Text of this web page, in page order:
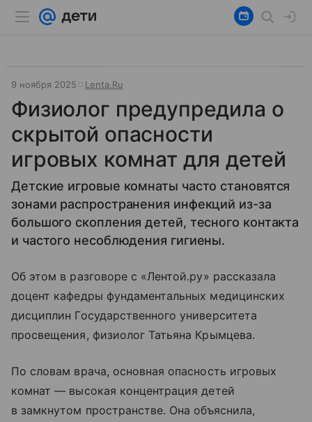
9 ноября 2025 Lenta.Ru
Физиолог предупредила о
скрытой опасности
игровых комнат для детей
Детские игровые комнаты часто становятся
зонами распространения инфекций из-за
большого скопления детей, тесного контакта
и частого несоблюдения гигиены.
Об этом в разговоре с «Лентой.ру» рассказала
доцент кафедры фундаментальных медицинских
дисциплин Государственного университета
просвещения, физиолог Татьяна Крымцева.
По словам врача, основная опасность игровых
комнат — высокая концентрация детей
в замкнутом пространстве. Она объяснила,